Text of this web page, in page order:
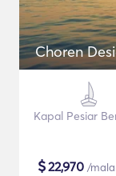
Choren
Kapal Pesiar
$22,970 /